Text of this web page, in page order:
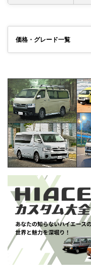
価格・グレード一覧